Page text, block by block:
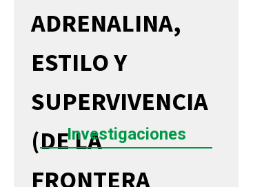
ADRENALINA,
ESTILO Y
SUPERVIVENCIA
(DE LA
FRONTERA
Investigaciones